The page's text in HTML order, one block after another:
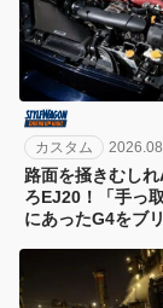
カスタム
路面を掻きむしれ
ろEJ20！「手っ
にあったG4をブ
載せ替えしてボ